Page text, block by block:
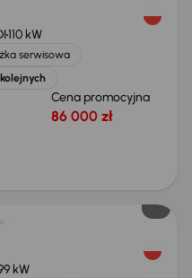
110 kW
serwisowa
Cena promocyjna
86 000 zł
kW